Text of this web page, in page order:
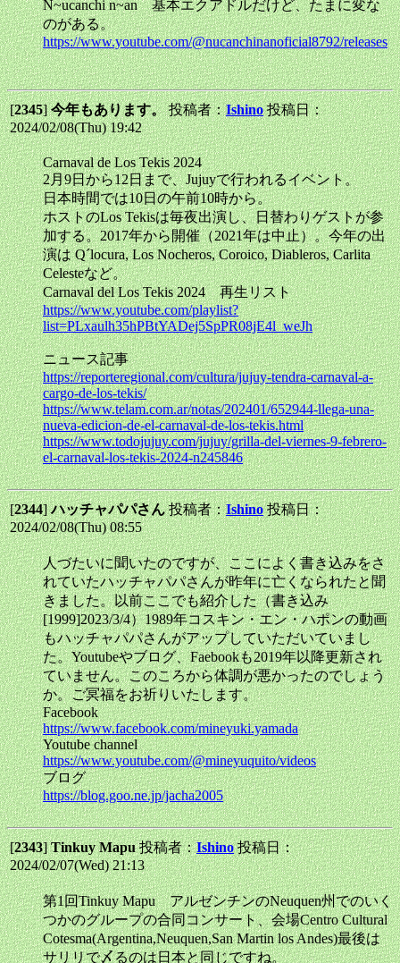
N~ucanchi n~an 基本エクアドルだけど、たまに変な
のがある。
https://www.youtube.com/@nucanchinanoficial8792/releases
[2345]今年もあります。投稿者：Ishino 投稿日：
2024/02/08(Thu) 19:42
Carnaval de Los Tekis 2024
2月9日から12日まで、Jujuyで行われるイベント。
日本時間では10日の午前10時から。
ホストのLos Tekisは毎夜出演し、日替わりゲストが参
加する。2017年から開催（2021年は中止）。今年の出
演は Q´locura, Los Nocheros, Coroico, Diableros, Carlita
Celesteなど。
Carnaval del Los Tekis 2024 再生リスト
https://www.youtube.com/playlist?
list=PLxaulh35hPBtYADej5SpPR08jE4l_weJh
ニュース記事
https://reporteregional.com/cultura/jujuy-tendra-carnaval-a-
cargo-de-los-tekis/
https://www.telam.com.ar/notas/202401/652944-llega-una-
nueva-edicion-de-el-carnaval-de-los-tekis.html
https://www.todojujuy.com/jujuy/grilla-del-viernes-9-febrero-
el-carnaval-los-tekis-2024-n245846
[2344]ハッチャパパさん投稿者：Ishino 投稿日：
2024/02/08(Thu) 08:55
人づたいに聞いたのですが、ここによく書き込みをさ
れていたハッチャパパさんが昨年に亡くなられたと聞
きました。以前ここでも紹介した（書き込み
[1999]2023/3/4）1989年コスキン・エン・ハポンの動画
もハッチャパパさんがアップしていただいていまし
た。Youtubeやブログ、Faebookも2019年以降更新され
ていません。このころから体調が悪かったのでしょう
か。ご冥福をお祈りいたします。
Facebook
https://www.facebook.com/mineyuki.yamada
Youtube channel
https://www.youtube.com/@mineyuquito/videos
ブログ
https://blog.goo.ne.jp/jacha2005
[2343]Tinkuy Mapu投稿者：Ishino 投稿日：
2024/02/07(Wed) 21:13
第1回Tinkuy Mapu アルゼンチンのNeuquen州でのいく
つかのグループの合同コンサート、会場Centro Cultural
Cotesma(Argentina,Neuquen,San Martin los Andes)最後は
サリリで〆るのは日本と同じですね。